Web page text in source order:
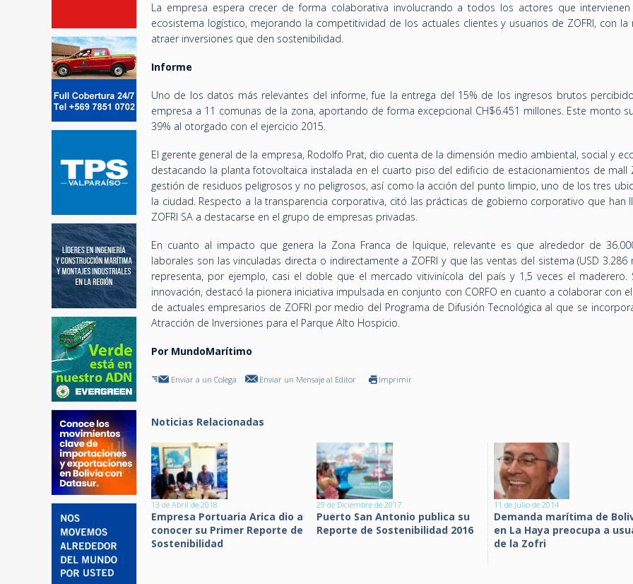
La empresa espera crecer de forma colaborativa involucrando a todos los actores que
ecosistema logístico, mejorando la competitividad de los actuales clientes y usuarios de ZOFRI, con la
atraer inversiones que den sostenibilidad.
Informe
Uno de los datos más relevantes del informe, fue la entrega del 15% de los ingresos brutos
empresa a 11 comunas de la zona, aportando de forma excepcional CH$6.451 millones. Este monto
39% al otorgado con el ejercicio 2015.
El gerente general de la empresa, Rodolfo Prat, dio cuenta de la dimensión medio ambiental, social y
destacando la planta fotovoltaica instalada en el cuarto piso del edificio de estacionamientos de mall
gestión de residuos peligrosos y no peligrosos, así como la acción del punto limpio, uno de los tres
la ciudad. Respecto a la transparencia corporativa, citó las prácticas de gobierno corporativo que han
ZOFRI SA a destacarse en el grupo de empresas privadas.
En cuanto al impacto que genera la Zona Franca de Iquique, relevante es que alrededor de
laborales son las vinculadas directa o indirectamente a ZOFRI y que las ventas del sistema (USD 3.286
representa, por ejemplo, casi el doble que el mercado vitivinícola del país y 1,5 veces el maderero.
innovación, destacó la pionera iniciativa impulsada en conjunto con CORFO en cuanto a colaborar con
de actuales empresarios de ZOFRI por medio del Programa de Difusión Tecnológica al que se
Atracción de Inversiones para el Parque Alto Hospicio.
Por MundoMarítimo
Enviar a un Colega Enviar un Mensaje al Editor Imprimir
Noticias Relacionadas
13 de Abril de 2018
Empresa Portuaria Arica dio a
conocer su Primer Reporte de
Sostenibilidad
29 de Diciembre de 2017
Puerto San Antonio publica su
Reporte de Sostenibilidad 2016
11 de Julio de 2014
Demanda marítima de
en La Haya preocupa a
de la Zofri